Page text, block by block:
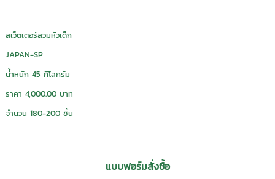
สเว็ตเตอร์สวมหัวเด็ก
JAPAN-SP
น้ำหนัก 45 กิโลกรัม
ราคา 4,000.00 บาท
จำนวน 180-200 ชิ้น
แบบฟอร์มสั่งซื้อ